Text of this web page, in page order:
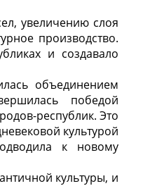
увеличению слоя
производство.
и создавало
объединением
победой
республик. Это
культурой
к новому
культуры, и